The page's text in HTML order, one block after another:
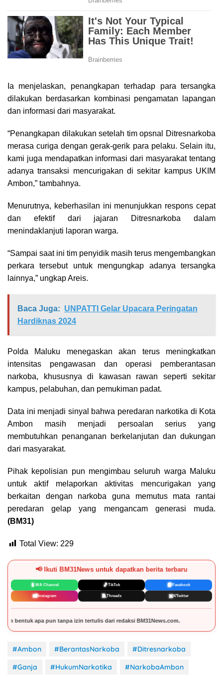
Ia menjelaskan, penangkapan terhadap para tersangka
dilakukan berdasarkan kombinasi pengamatan lapangan
dan informasi dari masyarakat.
“Penangkapan dilakukan setelah tim opsnal Ditresnarkoba
merasa curiga dengan gerak-gerik para pelaku. Selain itu,
kami juga mendapatkan informasi dari masyarakat tentang
adanya transaksi mencurigakan di sekitar kampus UKIM
Ambon,” tambahnya.
Menurutnya, keberhasilan ini menunjukkan respons cepat
dan efektif dari jajaran Ditresnarkoba dalam
menindaklanjuti laporan warga.
“Sampai saat ini tim penyidik masih terus mengembangkan
perkara tersebut untuk mengungkap adanya tersangka
lainnya,” ungkap Areis.
Baca Juga: UNPATTI Gelar Upacara Peringatan
Hardiknas 2024
Polda Maluku menegaskan akan terus meningkatkan
intensitas pengawasan dan operasi pemberantasan
narkoba, khususnya di kawasan rawan seperti sekitar
kampus, pelabuhan, dan pemukiman padat.
Data ini menjadi sinyal bahwa peredaran narkotika di Kota
Ambon masih menjadi persoalan serius yang
membutuhkan penanganan berkelanjutan dan dukungan
dari masyarakat.
Pihak kepolisian pun mengimbau seluruh warga Maluku
untuk aktif melaporkan aktivitas mencurigakan yang
berkaitan dengan narkoba guna memutus mata rantai
peredaran gelap yang mengancam generasi muda.
(BM31)
Total View: 229
📢 Ikuti BM31News untuk dapatkan berita terbaru
📱 WA Channel 🎵TikTok 📘Facebook
📸Instagram 🧵Threads ✖️X/Twitter
dari redaksi BM31News.com.
#Ambon #BerantasNarkoba
#Ditresnarkoba
#Ganja
#HukumNarkotika
#NarkobaAmbon